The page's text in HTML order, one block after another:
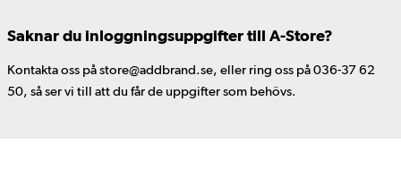
Saknar du inloggningsuppgifter till A-Store?
Kontakta oss på store@addbrand.se, eller ring oss på 036-37 62
50, så ser vi till att du får de uppgifter som behövs.